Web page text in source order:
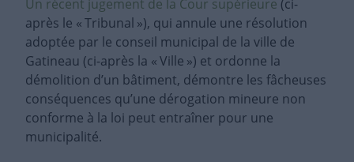
Un récent jugement de la Cour supérieure (ci-
après le « Tribunal »), qui annule une résolution
adoptée par le conseil municipal de la ville de
Gatineau (ci-après la « Ville ») et ordonne la
démolition d’un bâtiment, démontre les fâcheuses
conséquences qu’une dérogation mineure non
conforme à la loi peut entraîner pour une
municipalité.